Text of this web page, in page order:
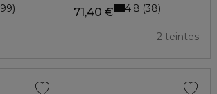
99 71,40 €
2 teintes
4.8 38